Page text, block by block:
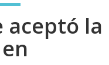
aceptó la